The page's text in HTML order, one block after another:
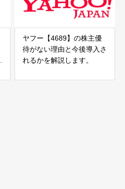
ヤフー【4689】の株主優
待がない理由と今後導入さ
れるかを解説します。